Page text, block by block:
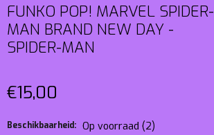
FUNKO POP! MARVEL SPIDER-
MAN BRAND NEW DAY -
SPIDER-MAN
€15,00
Beschikbaarheid: Op voorraad (2)